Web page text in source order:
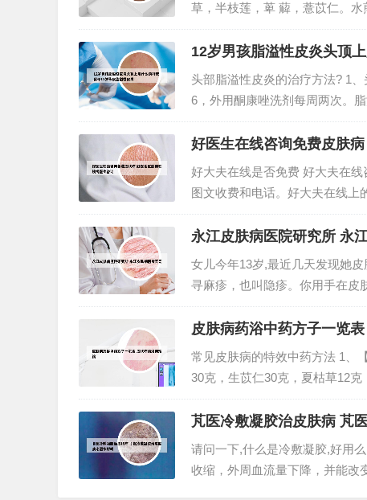
草，半枝莲，萆 薢，薏苡仁。
乌、生草乌、全 蝎、生南星、
拇指向下按压时，拇指指关节处
12岁男孩脂溢性皮炎头顶
头部脂溢性皮炎的治疗方法? 1
6，外用酮康唑洗剂每周两次。
率。2、头部脂溢性皮炎一般可
科就诊，在医生指导下进行药物
好医生在线咨询免费皮肤
好大夫在线是否免费 好大夫在
图文收费和电话。好大夫在线上
和电话问诊，价格有几十元的也
有付费的咨询。免费咨询有图文
永江皮肤病医院研究所 永
女儿今年13岁,最近几天发现她
寻麻疹，也叫隐疹。你用手在皮
敏的等导致的症状。一般的情况
大的，试试用一点盐酸西替利嗪
皮肤病药浴中药方子一览
常见皮肤病的特效中药方法 1、
30克，生苡仁30克，夏枯草12
克，紫草12克，生甘草6克。2
养发所致。 1...
芃医冷敷凝胶治皮肤病 芃
请问一下,什么是冷敷凝胶,好用
收缩，外周血流量下降，并能改